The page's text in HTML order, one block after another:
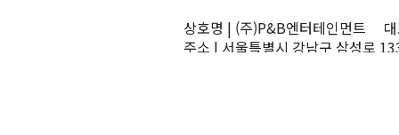
상호명 | (주)P&B엔터테인먼트
주소 | 서울특별시 강남구 삼성로